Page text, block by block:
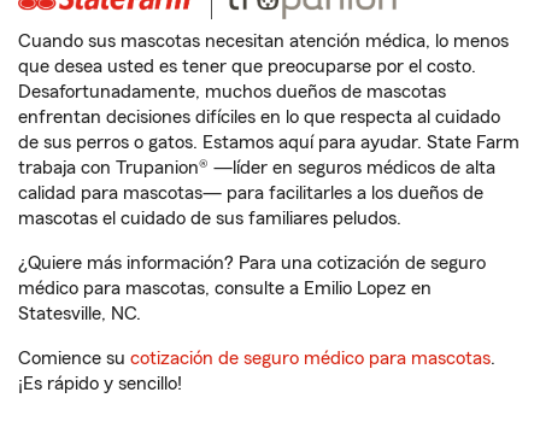
Cuando sus mascotas necesitan atención médica, lo menos
que desea usted es tener que preocuparse por el costo.
Desafortunadamente, muchos dueños de mascotas
enfrentan decisiones difíciles en lo que respecta al cuidado
de sus perros o gatos. Estamos aquí para ayudar. State Farm
trabaja con Trupanion® —líder en seguros médicos de alta
calidad para mascotas— para facilitarles a los dueños de
mascotas el cuidado de sus familiares peludos.
¿Quiere más información? Para una cotización de seguro
médico para mascotas, consulte a Emilio Lopez en
Statesville, NC.
Comience su cotización de seguro médico para mascotas.
¡Es rápido y sencillo!